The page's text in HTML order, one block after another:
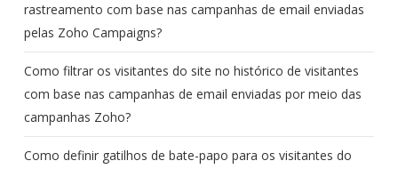
rastreamento com base nas campanhas de email enviadas
pelas Zoho Campaigns?
Como filtrar os visitantes do site no histórico de visitantes
com base nas campanhas de email enviadas por meio das
campanhas Zoho?
Como definir gatilhos de bate-papo para os visitantes do